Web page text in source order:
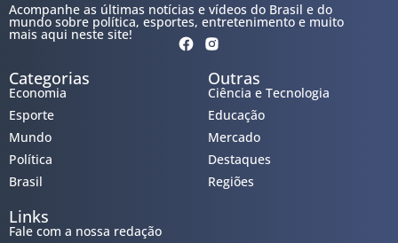
Acompanhe as últimas notícias e vídeos do Brasil e do
mundo sobre política, esportes, entretenimento e muito
mais aqui neste site!
Categorias
Economia
Esporte
Mundo
Política
Brasil
Outras
Ciência e Tecnologia
Educação
Mercado
Destaques
Regiões
Links
Fale com a nossa redação